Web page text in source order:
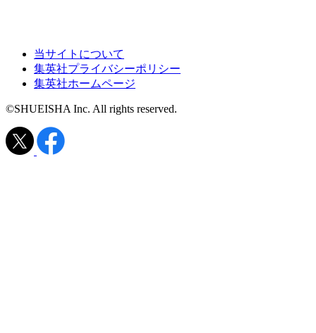
当サイトについて
集英社プライバシーポリシー
集英社ホームページ
©SHUEISHA Inc. All rights reserved.